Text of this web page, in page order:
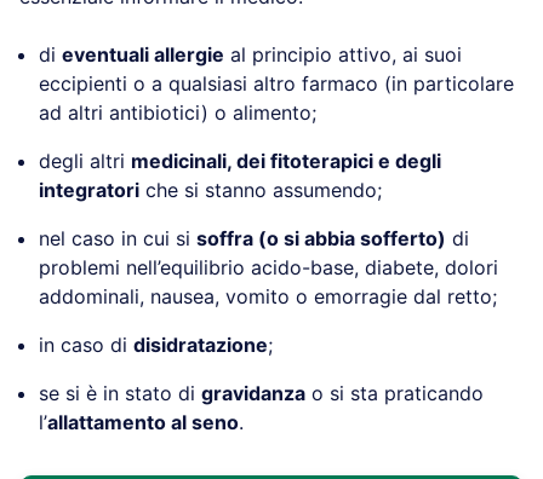
di eventuali allergie al principio attivo, ai suoi
eccipienti o a qualsiasi altro farmaco (in particolare
ad altri antibiotici) o alimento;
degli altri medicinali, dei fitoterapici e degli
integratori che si stanno assumendo;
nel caso in cui si soffra (o si abbia sofferto) di
problemi nell’equilibrio acido-base, diabete, dolori
addominali, nausea, vomito o emorragie dal retto;
in caso di disidratazione;
se si è in stato di gravidanza o si sta praticando
l’allattamento al seno.